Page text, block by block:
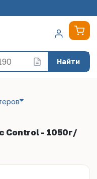
Найти
Control - 1050г/